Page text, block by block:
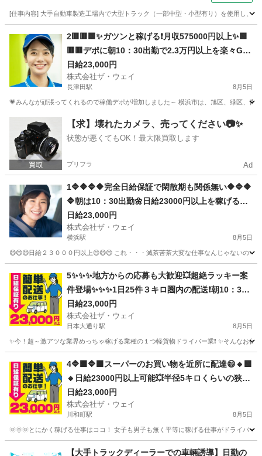
[仕事内容] 大手自動車製造工場内で大型トラック（一部中型・小型有り）を使用
ドライバー
2🟥🟥🟩✨ガツンと稼げる❗️月収575000円以上✨🟩
🟥🟥デポに朝10：30出勤で2.3万円以上を楽々GE
T❗️お寝坊さん大集合🎵軽貨物ドライバー🌸🌸
日給23,000円
株式会社ザ・ウェイ
長津田駅 8月5日
💗みんなが頑張ってくれるので稼働デポが増加しました～ 横浜市は、旭区、緑区、
長津田駅 ドライバー ネットスーパー
【求】壊れたカメラ、売ってください📷✨
状態が悪くてもOK！最大限買取します
プリフラ Ad
1🔷🔶🔷🔶完全日給保証で閑散期も関係無い🔶🔷🔶
🔷朝は10：30出勤🌼日給23000円以上を稼げる💯
楽しく仕事したい人～大集合🎵軽貨物ドライバー
🌸
日給23,000円
株式会社ザ・ウェイ
横浜駅 8月5日
😄😄😄日給２３０００円以上😄😄😄 これ・・・滅茶苦茶大変な仕事なんじゃないの
横浜駅 配送 ネットスーパー
5✨✨✨地方からの応募も大歓迎💥超絶ラッキー案
件登場✨✨✨1日25件３キロ圏内の配送❗️朝10：30
出勤で2.3万円以上を楽々GET✨✨✨
日給23,000円
株式会社ザ・ウェイ
日本大通り駅 8月5日
✨今！超～激アツな業界めっちゃ稼げる業種の１つ軽貨物ドライバー業❗️ ✨そんなお
日本大通り駅 ネットスーパー
4🔷🟧🔷🟧スーパーのお買い物を近所に配達😄🔸🟩
🔸日給23000円以上可能💥半径5キロくらいの狭い
エリアを1日25件前後配るだけ❗️💛
日給23,000円
株式会社ザ・ウェイ
川和町駅 8月5日
🌞🌞🌞とにかく稼げる仕事はココ！ 女子も男子も無く平等に稼げる仕事がドライバ
川和町駅 配送 ネットスーパー
【大手トラックディーラーでの車輛誘導】日勤の